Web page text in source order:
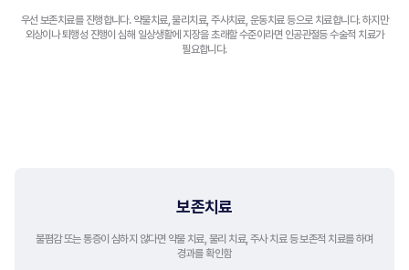
우선 보존치료를 진행합니다. 약물치료, 물리치료, 주사치료, 운동치료 등으로 치료합니다.하지만
외상이나 퇴행성 진행이 심해 일상생활에 지장을 초래할 수준이라면 인공관절등 수술적 치료가
필요합니다.
보존치료
불폄감 또는 통증이 심하지 않다면 약물 치료, 물리 치료, 주사 치료 등보존적 치료를 하며
경과를 확인함